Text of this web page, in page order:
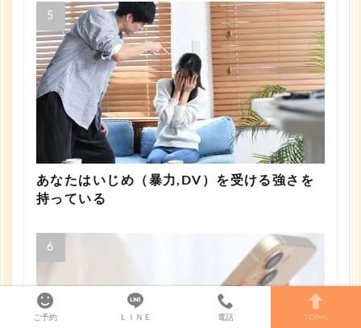
あなたはいじめ（暴力,DV）を受ける強さを
持っている
ご予約 ＬＩＮＥ 電話 TOPへ